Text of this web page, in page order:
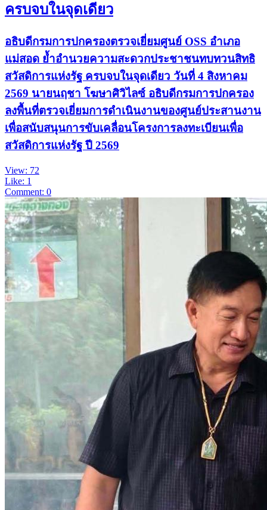
ครบจบในจุดเดียว
อธิบดีกรมการปกครองตรวจเยี่ยมศูนย์ OSS อำเภอ
แม่สอด ย้ำอำนวยความสะดวกประชาชนทบทวนสิทธิ
สวัสดิการแห่งรัฐ ครบจบในจุดเดียว วันที่ 4 สิงหาคม
2569 นายนฤชา โฆษาศิวิไลซ์ อธิบดีกรมการปกครอง
ลงพื้นที่ตรวจเยี่ยมการดำเนินงานของศูนย์ประสานงาน
เพื่อสนับสนุนการขับเคลื่อนโครงการลงทะเบียนเพื่อ
สวัสดิการแห่งรัฐ ปี 2569
View: 72
Like: 1
Comment: 0